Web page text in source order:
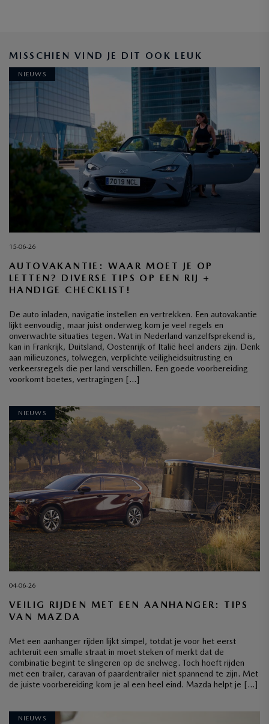
MISSCHIEN VIND JE DIT OOK LEUK
NIEUWS
15-06-26
AUTOVAKANTIE: WAAR MOET JE OP
LETTEN? DIVERSE TIPS OP EEN RIJ +
HANDIGE CHECKLIST!
De auto inladen, navigatie instellen en vertrekken. Een autovakantie
lijkt eenvoudig, maar juist onderweg kom je veel regels en
onverwachte situaties tegen. Wat in Nederland vanzelfsprekend is,
kan in Frankrijk, Duitsland, Oostenrijk of Italië heel anders zijn. Denk
aan milieuzones, tolwegen, verplichte veiligheidsuitrusting en
verkeersregels die per land verschillen. Een goede voorbereiding
voorkomt boetes, vertragingen […]
NIEUWS
04-06-26
VEILIG RIJDEN MET EEN AANHANGER: TIPS
VAN MAZDA
Met een aanhanger rijden lijkt simpel, totdat je voor het eerst
achteruit een smalle straat in moet steken of merkt dat de
combinatie begint te slingeren op de snelweg. Toch hoeft rijden
met een trailer, caravan of paardentrailer niet spannend te zijn. Met
de juiste voorbereiding kom je al een heel eind. Mazda helpt je […]
NIEUWS